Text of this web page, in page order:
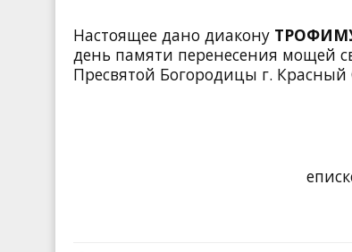
Настоящее дано диакону
день памяти перенесения мощей
Пресвятой Богородицы г.